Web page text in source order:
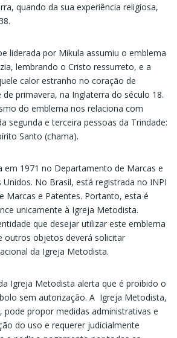
quando da sua experiência religiosa,
liderada por Mikula assumiu o emblema
lembrando o Cristo ressurreto, e a
calor estranho no coração de
primavera, na Inglaterra do século 18.
do emblema nos relaciona com
segunda e terceira pessoas da Trindade:
Santo (chama).
em 1971 no Departamento de Marcas e
No Brasil, está registrada no INPI
Marcas e Patentes. Portanto, esta é
unicamente à Igreja Metodista.
que desejar utilizar este emblema
outros objetos deverá solicitar
da Igreja Metodista.
Igreja Metodista alerta que é proibido o
sem autorização. A Igreja Metodista,
pode propor medidas administrativas e
do uso e requerer judicialmente